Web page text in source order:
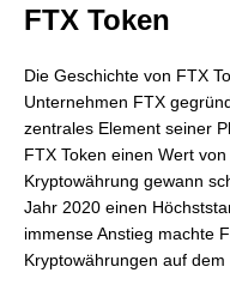
FTX Token
Die Geschichte von FTX
Unternehmen FTX
zentrales Element seiner
FTX Token einen Wert
Kryptowährung gewann
Jahr 2020 einen
immense Anstieg machte
Kryptowährungen auf dem